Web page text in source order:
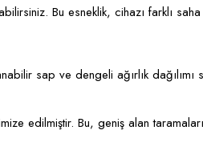
Bu esneklik, cihazı farklı
sap ve dengeli ağırlık dağılımı
edilmiştir. Bu, geniş alan